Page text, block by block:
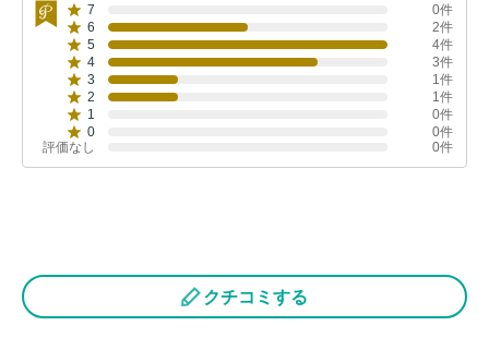
7
0件
6
2件
5
4件
4
3件
3
1件
2
1件
1
0件
0
0件
評価なし
0件
クチコミする